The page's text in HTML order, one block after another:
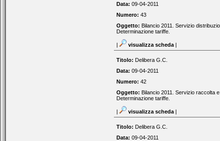
Data: 09-04-2011
Numero: 43
Oggetto: Bilancio 2011. Servizio
Determinazione tariffe.
| visualizza scheda |
Titolo: Delibera G.C.
Data: 09-04-2011
Numero: 42
Oggetto: Bilancio 2011. Servizio raccolta
Determinazione tariffe.
| visualizza scheda |
Titolo: Delibera G.C.
Data: 09-04-2011